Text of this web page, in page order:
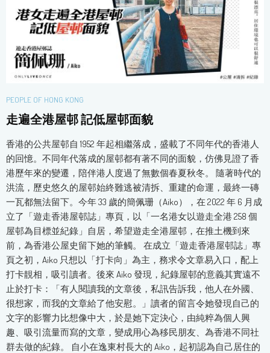
PEOPLE OF HONG KONG
走遍全港屋邨 記低屋邨面貌
香港的公共屋邨自 1952 年起相繼落成，盛載了不同年代的香港人
的回憶。不同年代落成的屋邨都有著不同的面貌，仿佛見證了香
港歷年來的變遷，陪伴港人度過了無數個春夏秋冬。 隨著時代的
洪流，歷史悠久的屋邨始終難逃被清拆、重建的命運，最終一磚
一瓦都無法留下。今年 33 歲的簡佩珊（Aiko），在 2022 年 6 月成
立了「遊走香港屋邨誌」專頁，以「一名港女以遊走全港 258 個
屋邨為目標並紀錄」自居，希望遊走全港屋邨，在推土機到來
前，為香港公屋史留下她的筆觸。 在成立「遊走香港屋邨誌」專
頁之初，Aiko 只想以「打卡向」為主，務求令文章易入口，配上
打卡靚相，吸引讀者。後來 Aiko 發現，紀錄屋邨的意義其實遠不
止於打卡：「有人閱讀我的文章後，私訊告訴我，他人在外國、
很想家，而我的文章給了他安慰。」讀者的留言令她發現自己的
文字的影響力比想像中大，於是她下定決心，由純粹為個人興
趣、吸引流量而寫的文章，變成用心為移民朋友、為香港不同社
群去做的紀錄。 自小在逸東村長大的 Aiko，起初認為自己居住的